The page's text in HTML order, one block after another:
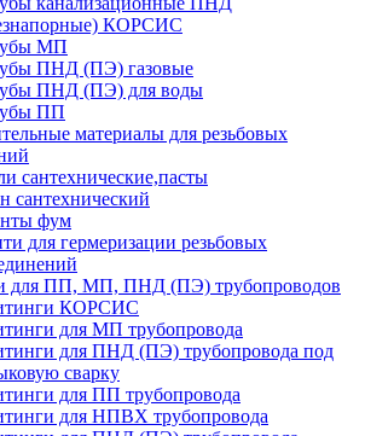
КОРСИС
МП
ПНД (ПЭ) газовые
ПНД (ПЭ) для воды
ПП
материалы для резьбовых
сантехнические,пасты
сантехнический
фум
для гермеризации резьбовых
для ПП, МП, ПНД (ПЭ) трубопроводов
КОРСИС
для МП трубопровода
для ПНД (ПЭ) трубопровода под
сварку
для ПП трубопровода
для НПВХ трубопровода